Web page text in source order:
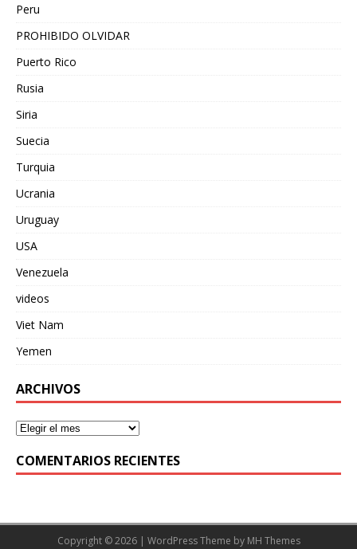
Peru
PROHIBIDO OLVIDAR
Puerto Rico
Rusia
Siria
Suecia
Turquia
Ucrania
Uruguay
USA
Venezuela
videos
Viet Nam
Yemen
ARCHIVOS
COMENTARIOS RECIENTES
Copyright © 2026 | WordPress Theme by MH Themes